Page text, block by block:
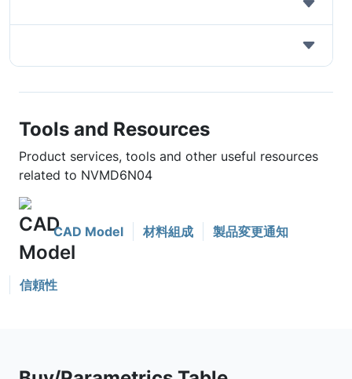
Tools and Resources
Product services, tools and other useful resources
related to NVMD6N04
CAD Model 材料組成 製品変更通知
信頼性